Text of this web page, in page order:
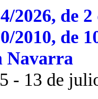
2026, de
2010, de
Navarra
- 13 de